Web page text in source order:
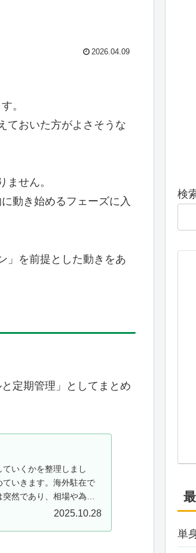
2026.04.09
。
ておいた方がよさそうな
せん。
動き始めるフェーズに入
」を前提とした動きをあ
定期管理」としてまとめ
いくかを整理しまし
いきます。海外駐在で
然であり、相場や為替
2025.10.28
検
単